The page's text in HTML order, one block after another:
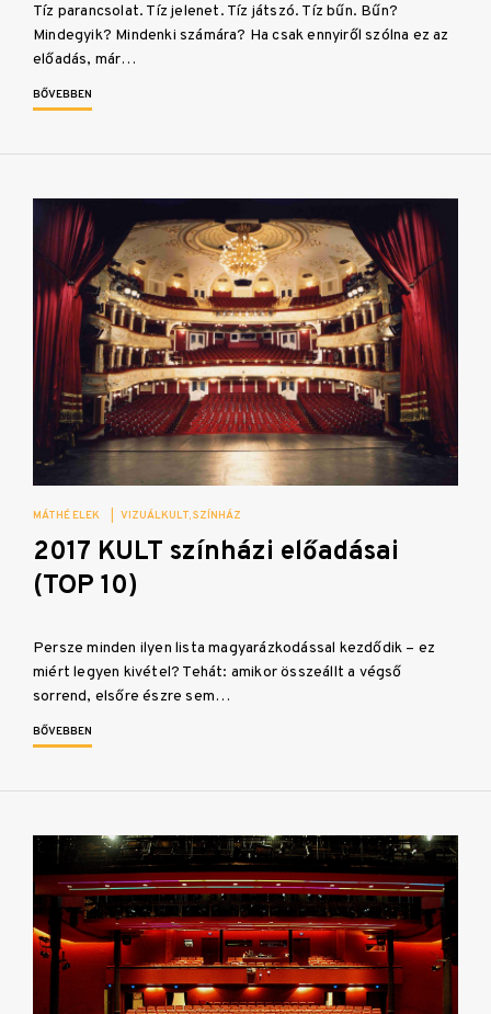
Tíz parancsolat. Tíz jelenet. Tíz játszó. Tíz bűn. Bűn?
Mindegyik? Mindenki számára? Ha csak ennyiről szólna ez az
előadás, már…
BŐVEBBEN
MÁTHÉ ELEK VIZUÁLKULT SZÍNHÁZ
2017 KULT színházi előadásai
(TOP 10)
Persze minden ilyen lista magyarázkodással kezdődik – ez
miért legyen kivétel? Tehát: amikor összeállt a végső
sorrend, elsőre észre sem…
BŐVEBBEN